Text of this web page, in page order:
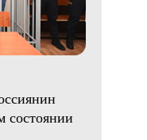
состоянии